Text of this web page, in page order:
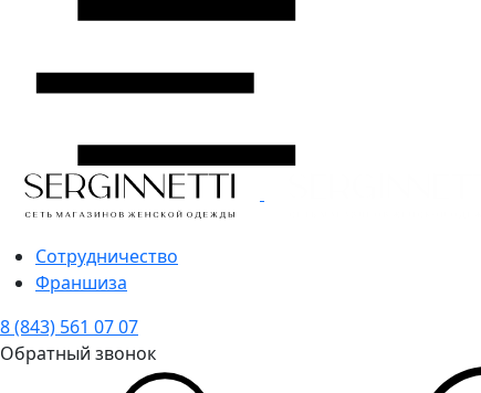
Сотрудничество
Франшиза
8 (843) 561 07 07
Обратный звонок